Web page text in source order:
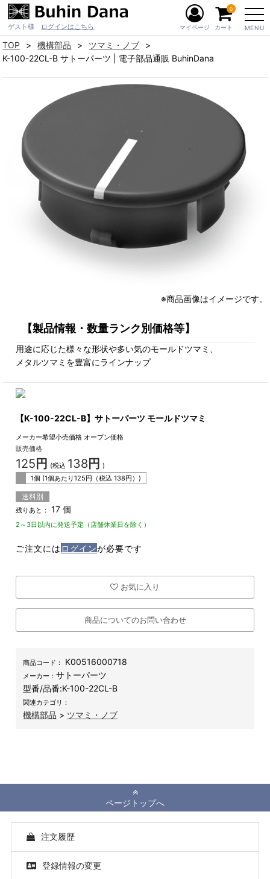
ゲスト様 ログインはこちら MENU
マイページ カート
0
TOP 機構部品
ツマミ・ノブ
K-100-22CL-B サトーパーツ | 電子部品通販 BuhinDana
※商品画像はイメージです。
【製品情報・数量ランク別価格等】
用途に応じた様々な形状や多い気のモールドツマミ、
メタルツマミを豊富にラインナップ
【K-100-22CL-B】サトーパーツ モールドツマミ
メーカー希望小売価格 オープン価格
販売価格
125 円 (税込 138 円 )
1個 (1個あたり125円（税込138円）)
送料別
残りあと： 17 個
2～3日以内に発送予定（店舗休業日を除く）
ご注文には ログインが必要です
お気に入り
商品についてのお問い合わせ
商品コード： K00516000718
メーカー：サトーパーツ
型番/品番:K-100-22CL-B
関連カテゴリ：
機構部品 > ツマミ・ノブ
ページトップへ
注文履歴
登録情報の変更